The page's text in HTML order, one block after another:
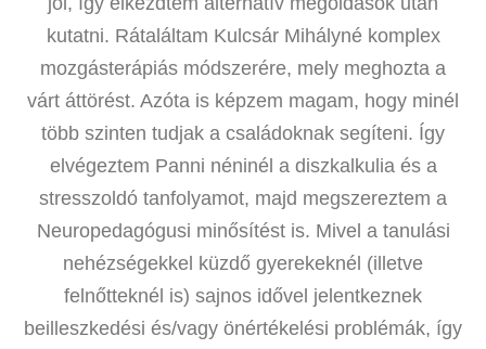
kutatni. Rátaláltam Kulcsár Mihályné komplex
mozgásterápiás módszerére, mely meghozta a
várt áttörést. Azóta is képzem magam, hogy minél
több szinten tudjak a családoknak segíteni. Így
elvégeztem Panni néninél a diszkalkulia és a
stresszoldó tanfolyamot, majd megszereztem a
Neuropedagógusi minősítést is. Mivel a tanulási
nehézségekkel küzdő gyerekeknél (illetve
felnőtteknél is) sajnos idővel jelentkeznek
beilleszkedési és/vagy önértékelési problémák, így